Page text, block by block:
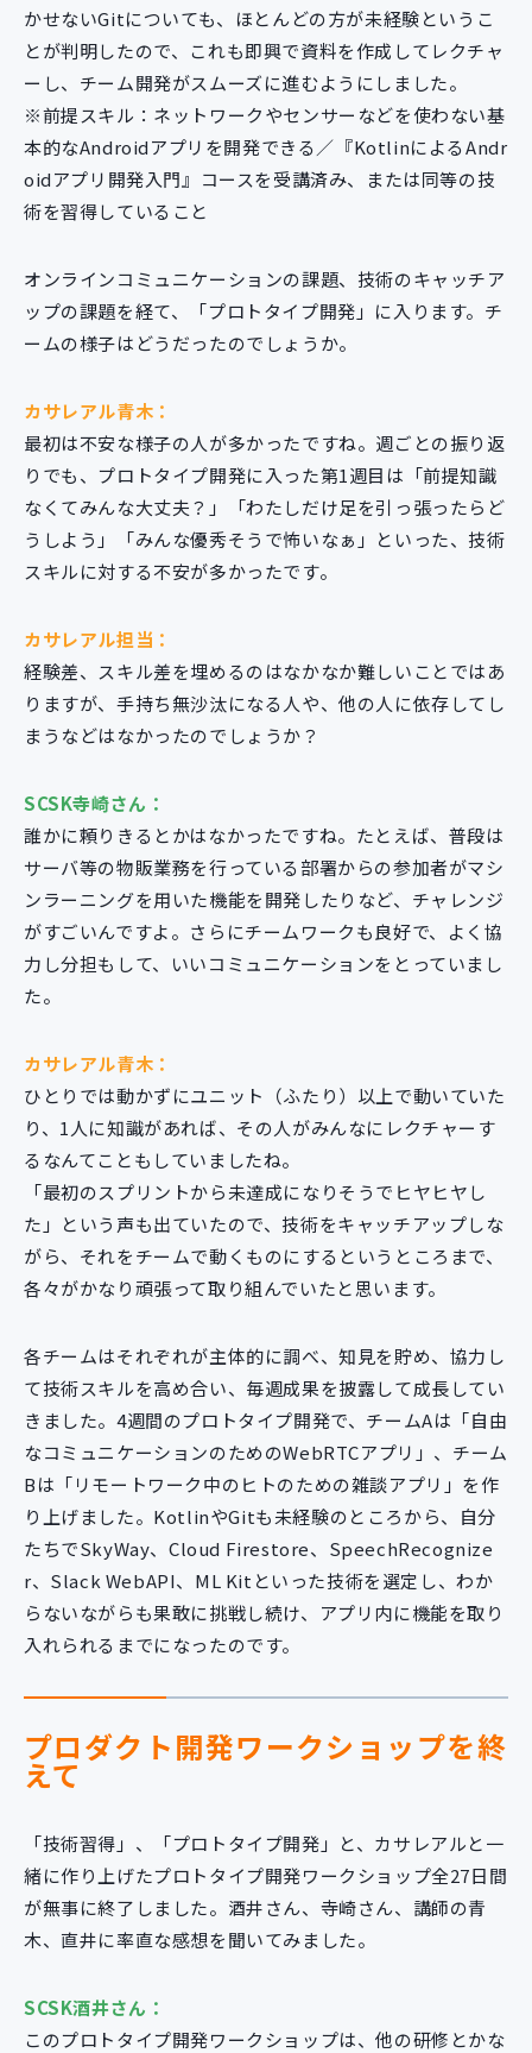
かせないGitについても、ほとんどの方が未経験というこ
とが判明したので、これも即興で資料を作成してレクチャ
ーし、チーム開発がスムーズに進むようにしました。
※前提スキル：ネットワークやセンサーなどを使わない基
本的なAndroidアプリを開発できる／『KotlinによるAndr
oidアプリ開発入門』コースを受講済み、または同等の技
術を習得していること
オンラインコミュニケーションの課題、技術のキャッチア
ップの課題を経て、「プロトタイプ開発」に入ります。チ
ームの様子はどうだったのでしょうか。
カサレアル青木：
最初は不安な様子の人が多かったですね。週ごとの振り返
りでも、プロトタイプ開発に入った第1週目は「前提知識
なくてみんな大丈夫？」「わたしだけ足を引っ張ったらど
うしよう」「みんな優秀そうで怖いなぁ」といった、技術
スキルに対する不安が多かったです。
カサレアル担当：
経験差、スキル差を埋めるのはなかなか難しいことではあ
りますが、手持ち無沙汰になる人や、他の人に依存してし
まうなどはなかったのでしょうか？
SCSK寺崎さん：
誰かに頼りきるとかはなかったですね。たとえば、普段は
サーバ等の物販業務を行っている部署からの参加者がマシ
ンラーニングを用いた機能を開発したりなど、チャレンジ
がすごいんですよ。さらにチームワークも良好で、よく協
力し分担もして、いいコミュニケーションをとっていまし
た。
カサレアル青木：
ひとりでは動かずにユニット（ふたり）以上で動いていた
り、1人に知識があれば、その人がみんなにレクチャーす
るなんてこともしていましたね。
「最初のスプリントから未達成になりそうでヒヤヒヤし
た」という声も出ていたので、技術をキャッチアップしな
がら、それをチームで動くものにするというところまで、
各々がかなり頑張って取り組んでいたと思います。
各チームはそれぞれが主体的に調べ、知見を貯め、協力し
て技術スキルを高め合い、毎週成果を披露して成長してい
きました。4週間のプロトタイプ開発で、チームAは「自由
なコミュニケーションのためのWebRTCアプリ」、チーム
Bは「リモートワーク中のヒトのための雑談アプリ」を作
り上げました。KotlinやGitも未経験のところから、自分
たちでSkyWay、Cloud Firestore、SpeechRecognize
r、Slack WebAPI、ML Kitといった技術を選定し、わか
らないながらも果敢に挑戦し続け、アプリ内に機能を取り
入れられるまでになったのです。
プロダクト開発ワークショップを終
えて
「技術習得」、「プロトタイプ開発」と、カサレアルと一
緒に作り上げたプロトタイプ開発ワークショップ全27日間
が無事に終了しました。酒井さん、寺崎さん、講師の青
木、直井に率直な感想を聞いてみました。
SCSK酒井さん：
このプロトタイプ開発ワークショップは、他の研修とかな